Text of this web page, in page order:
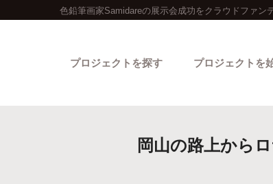
色鉛筆画家Samidareの展示会成功をクラウドファン
プロジェクトを探す プロジェクトを
岡山の路上から